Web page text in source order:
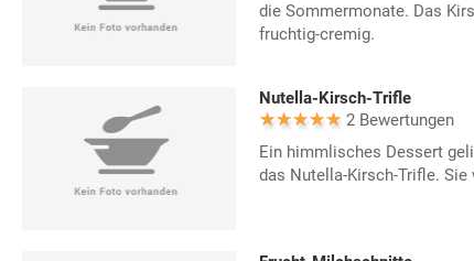
die Sommermonate. Das
fruchtig-cremig.
Nutella-Kirsch-Trifle
2 Bewertungen
Ein himmlisches Dessert
das Nutella-Kirsch-Trifle.